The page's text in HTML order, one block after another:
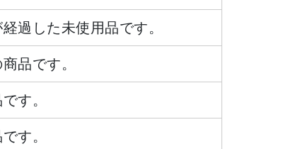
過した未使用品です。
品です。
す。
す。